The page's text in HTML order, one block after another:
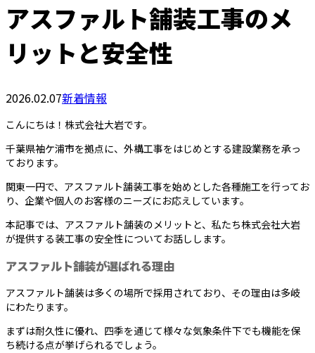
アスファルト舗装工事のメ
リットと安全性
2026.02.07新着情報
こんにちは！株式会社大岩です。
千葉県袖ケ浦市を拠点に、外構工事をはじめとする建設業務を承っ
ております。
関東一円で、アスファルト舗装工事を始めとした各種施工を行ってお
り、企業や個人のお客様のニーズにお応えしています。
本記事では、アスファルト舗装のメリットと、私たち株式会社大岩
が提供する装工事の安全性についてお話しします。
アスファルト舗装が選ばれる理由
アスファルト舗装は多くの場所で採用されており、その理由は多岐
にわたります。
まずは耐久性に優れ、四季を通じて様々な気象条件下でも機能を保
ち続ける点が挙げられるでしょう。